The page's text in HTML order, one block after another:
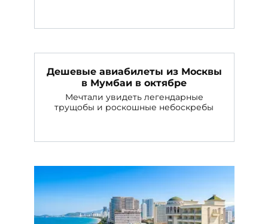
Дешевые авиабилеты из Москвы
в Мумбаи в октябре
Мечтали увидеть легендарные
трущобы и роскошные небоскребы